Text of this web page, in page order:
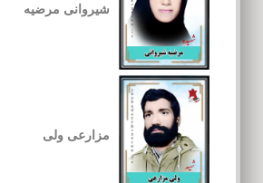
شیروانی مرضیه
مزارعی ولی